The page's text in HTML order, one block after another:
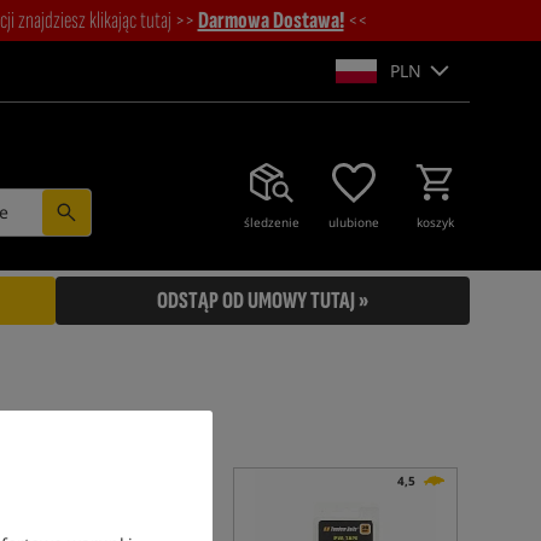
znajdziesz klikając tutaj >>Darmowa Dostawa! <<
PLN
śledzenie ulubione koszyk
ODSTĄP OD UMOWY TUTAJ »
4,5